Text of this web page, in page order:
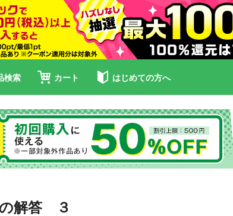
検索 カート はじめての方へ
解答 ３